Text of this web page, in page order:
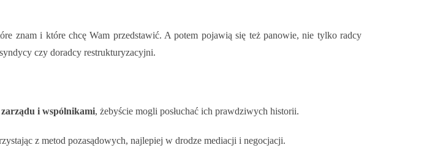
znam i które chcę Wam przedstawić. A potem pojawią się też panowie, nie tylko radcy
czy doradcy restrukturyzacyjni.
zarządu i wspólnikami, żebyście mogli posłuchać ich prawdziwych historii.
z metod pozasądowych, najlepiej w drodze mediacji i negocjacji.